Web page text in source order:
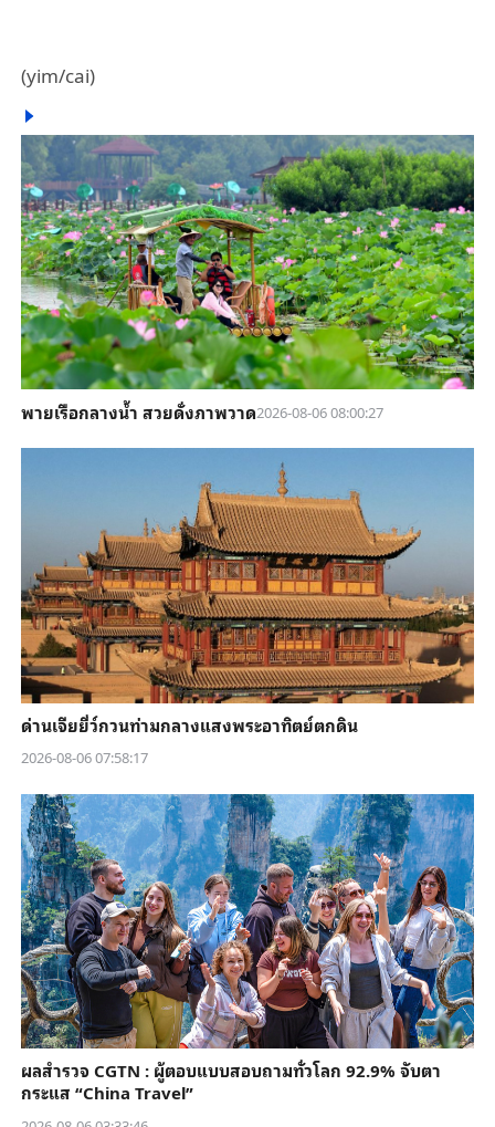
(yim/cai)
พายเรือกลางน้ำ สวยดั่งภาพวาด2026-08-06 08:00:27
ด่านเจียยี่ว์กวนท่ามกลางแสงพระอาทิตย์ตกดิน
2026-08-06 07:58:17
ผลสำรวจ CGTN : ผู้ตอบแบบสอบถามทั่วโลก 92.9% จับตา
กระแส “China Travel”